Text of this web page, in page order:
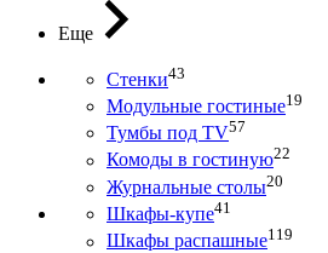
Еще
Стенки43
Модульные гостиные19
Тумбы под ТV57
Комоды в гостиную22
Журнальные столы20
Шкафы-купе41
Шкафы распашные119